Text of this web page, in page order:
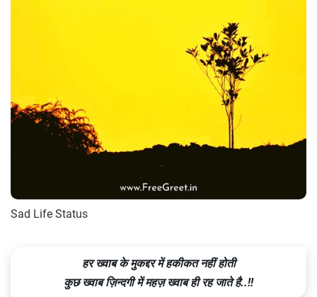
Sad Life Status
हर ख्वाब के मुकद्दर में हकीकत नहीं होती
कुछ ख्वाब ज़िन्दगी में महज़ ख्वाब ही रह जाते है..!!